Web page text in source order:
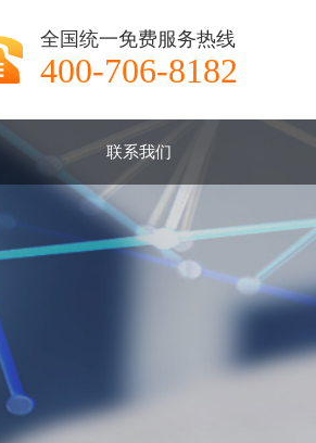
全国统一免费服务热线
400-706-8182
联系我们